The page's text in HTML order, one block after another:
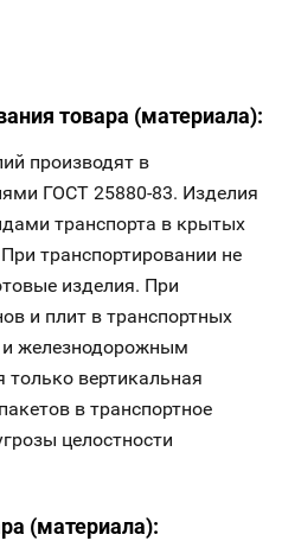
товара (материала):
производят в
ГОСТ 25880-83. Изделия
транспорта в крытых
транспортировании не
изделия. При
и плит в транспортных
железнодорожным
только вертикальная
в транспортное
целостности
(материала):